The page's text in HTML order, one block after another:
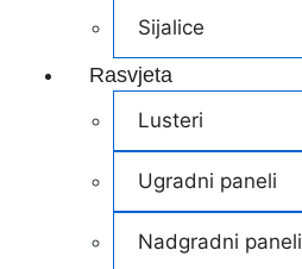
Sijalice
Rasvjeta
Lusteri
Ugradni paneli
Nadgradni paneli